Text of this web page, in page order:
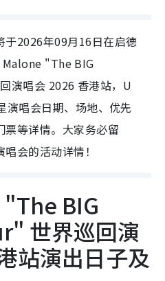
于2026年09月16日在启德
"The BIG
演唱会 2026 香港站，U
唱会日期、场地、优先
票等详情。大家务必留
会的活动详情！
BIG
世界巡回演
站演出日子及